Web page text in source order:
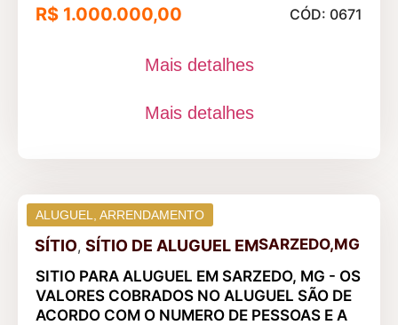
R$ 1.000.000,00 CÓD: 0671
Mais detalhes
Mais detalhes
SÍTIO, SÍTIO DE ALUGUEL EMSARZEDO,MG
SITIO PARA ALUGUEL EM SARZEDO, MG - OS
VALORES COBRADOS NO ALUGUEL SÃO DE
ACORDO COM O NUMERO DE PESSOAS E A
ALUGUEL ARRENDAMENTO